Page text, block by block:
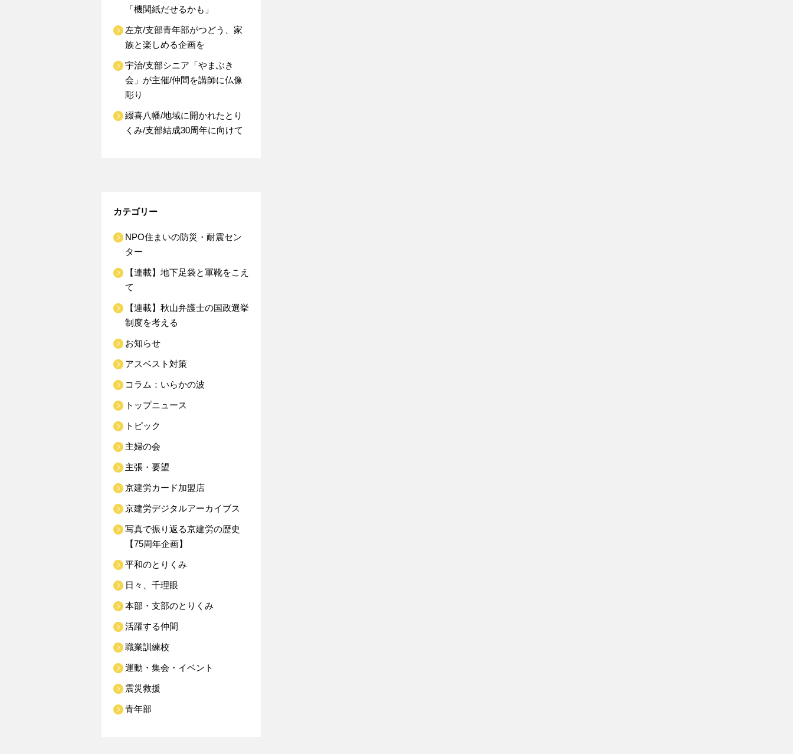
「機関紙だせるかも」
左京/支部青年部がつどう、家
族と楽しめる企画を
宇治/支部シニア「やまぶき
会」が主催/仲間を講師に仏像
彫り
綴喜八幡/地域に開かれたとり
くみ/支部結成30周年に向けて
カテゴリー
NPO住まいの防災・耐震セン
ター
【連載】地下足袋と軍靴をこえ
て
【連載】秋山弁護士の国政選挙
制度を考える
お知らせ
アスベスト対策
コラム：いらかの波
トップニュース
トピック
主婦の会
主張・要望
京建労カード加盟店
京建労デジタルアーカイブス
写真で振り返る京建労の歴史
【75周年企画】
平和のとりくみ
日々、千理眼
本部・支部のとりくみ
活躍する仲間
職業訓練校
運動・集会・イベント
震災救援
青年部